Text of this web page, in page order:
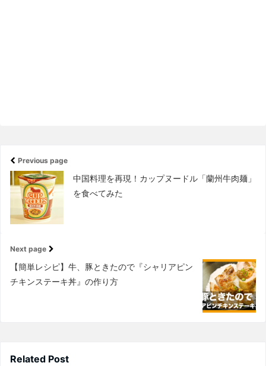
Previous page
中国料理を再現！カップヌードル「蘭州牛肉麺」
を食べてみた
Next page
【簡単レシピ】牛、豚ときたので『シャリアピン
チキンステーキ丼』の作り方
Related Post